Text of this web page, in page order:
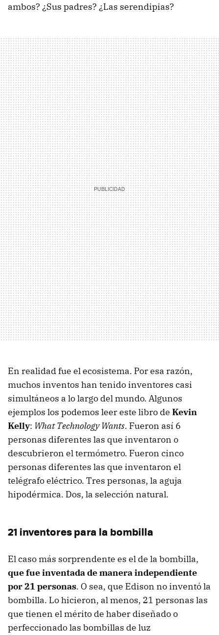
ambos? ¿Sus padres? ¿Las serendipias?
En realidad fue el ecosistema. Por esa razón,
muchos inventos han tenido inventores casi
simultáneos a lo largo del mundo. Algunos
ejemplos los podemos leer este libro de Kevin
Kelly: What Technology Wants. Fueron así 6
personas diferentes las que inventaron o
descubrieron el termómetro. Fueron cinco
personas diferentes las que inventaron el
telégrafo eléctrico. Tres personas, la aguja
hipodérmica. Dos, la selección natural.
21 inventores para la bombilla
El caso más sorprendente es el de la bombilla,
que fue inventada de manera independiente
por 21 personas. O sea, que Edison no inventó la
bombilla. Lo hicieron, al menos, 21 personas las
que tienen el mérito de haber diseñado o
perfeccionado las bombillas de luz